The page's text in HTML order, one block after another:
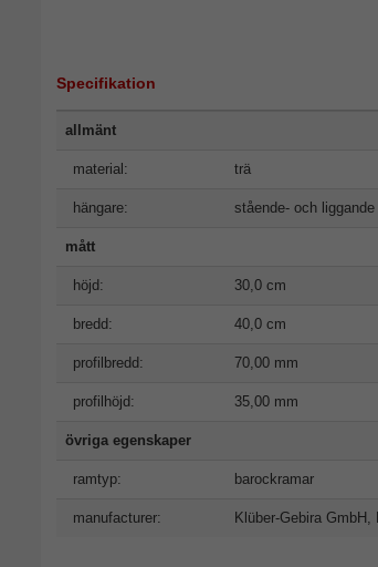
Specifikation
allmänt
material: trä
hängare: stående- och
mått
höjd: 30,0 cm
bredd: 40,0 cm
profilbredd: 70,00 mm
profilhöjd: 35,00 mm
övriga egenskaper
ramtyp: barockramar
manufacturer: Klüber-Gebira